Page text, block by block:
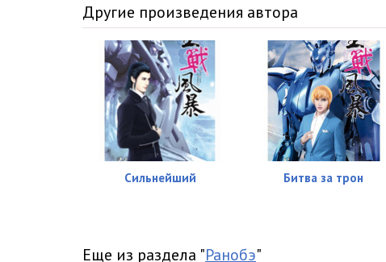
Другие произведения автора
Сильнейший Битва за трон
Еще из раздела "Ранобэ"